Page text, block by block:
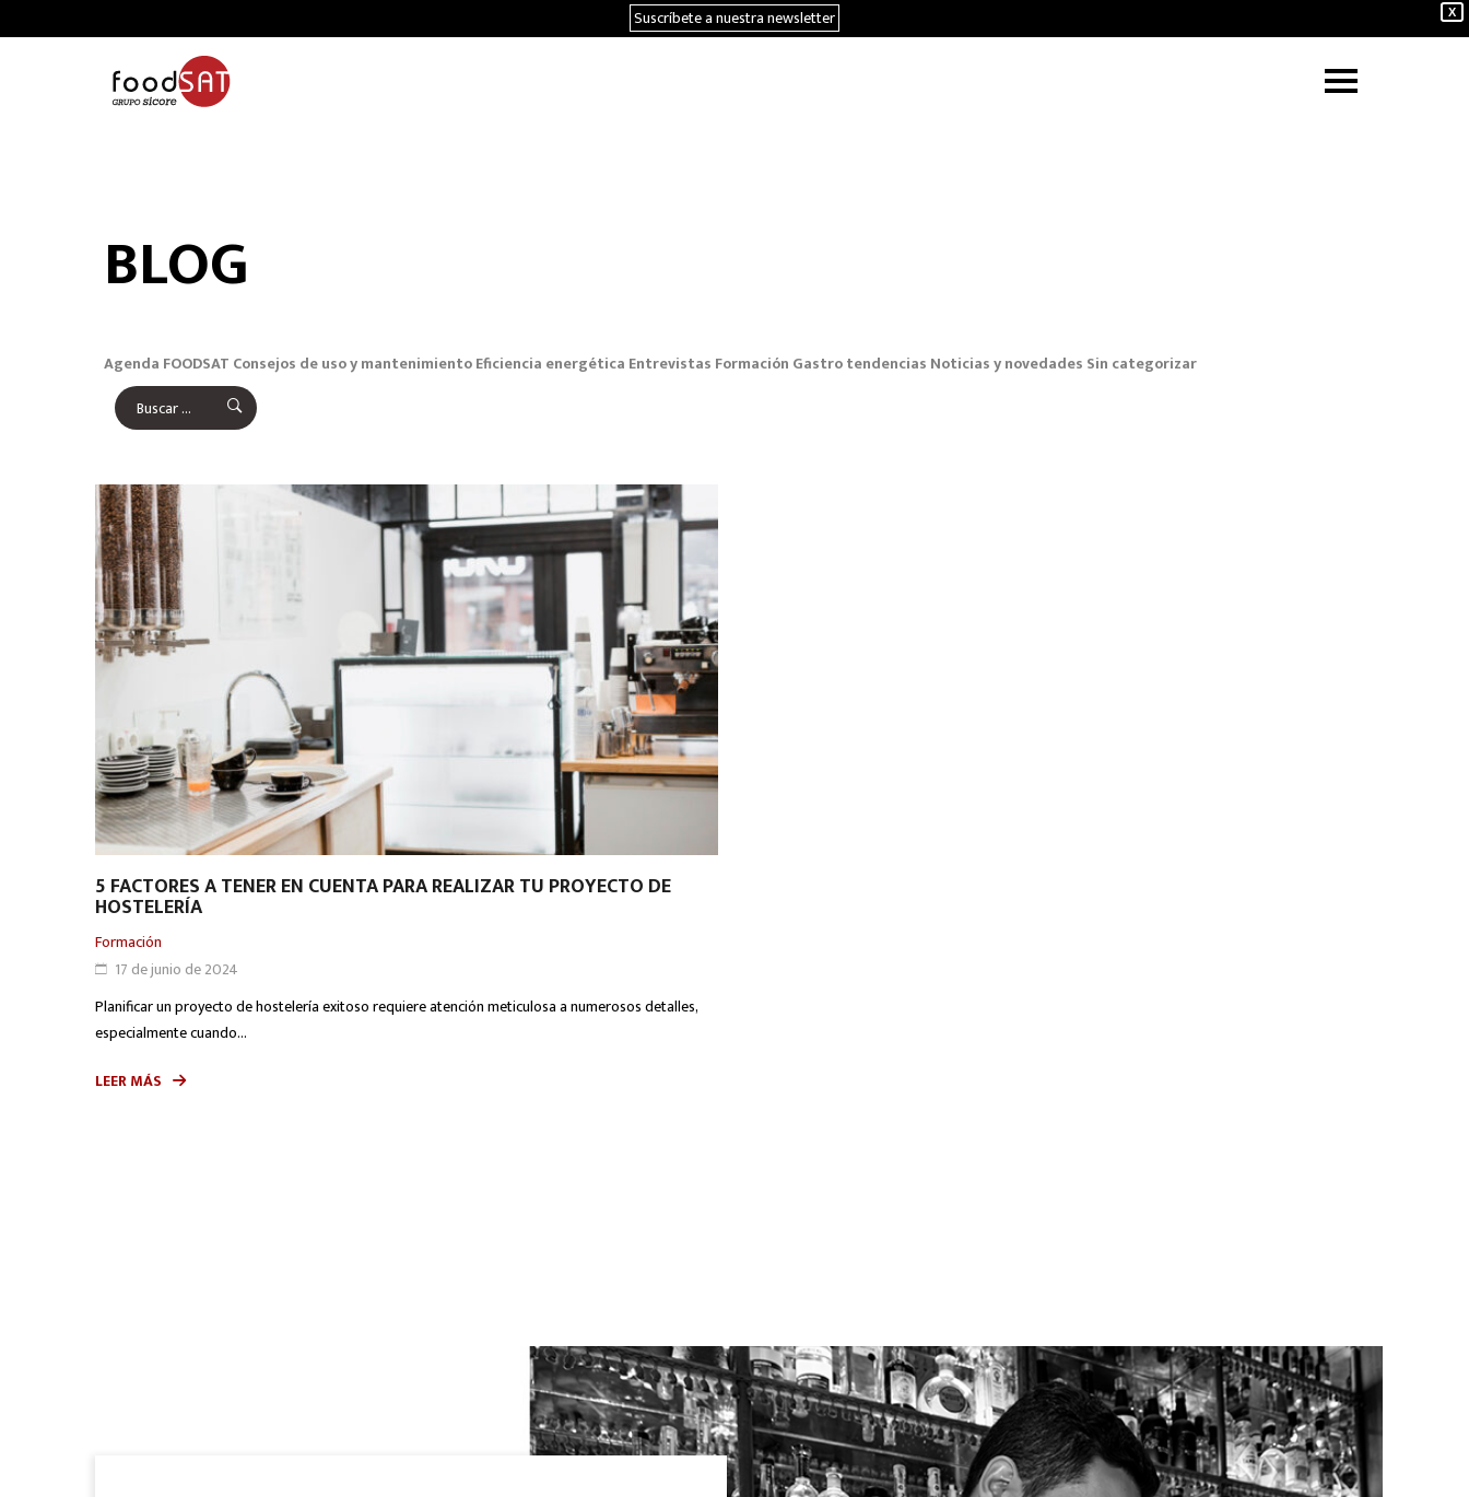
X
Suscríbete a nuestra newsletter
BLOG
Agenda FOODSAT Consejos de uso y mantenimientoEficiencia energética Entrevistas Formación Gastro tendencias Noticias y novedades Sin categorizar
5 FACTORES A TENER EN CUENTA PARA REALIZAR TU PROYECTO DE
HOSTELERÍA
Formación
17 de junio de 2024
Planificar un proyecto de hostelería exitoso requiere atención meticulosa a numerosos detalles,
especialmente cuando...
LEER MÁS